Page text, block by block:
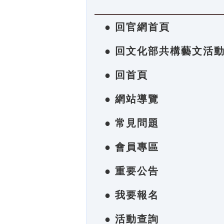
● 回官網首頁
● 回文化部共構藝文活
● 回首頁
● 網站導覽
● 常見問題
● 會員專區
● 重要公告
● 我要報名
● 活動查詢